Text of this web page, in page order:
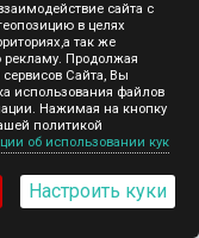
сайта с
в целях
так же
рекламу. Продолжая
Сайта, Вы
использования файлов
Нажимая на кнопку
политикой
об использовании кук
Настроить куки